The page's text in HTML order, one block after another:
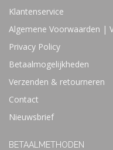
Klantenservice
Algemene Voorwaarden |
Privacy Policy
Betaalmogelijkheden
Verzenden & retourneren
Contact
Nieuwsbrief
BETAALMETHODEN